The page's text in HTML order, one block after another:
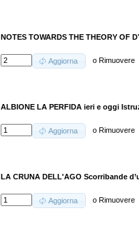
NOTES TOWARDS THE THEORY OF
Aggiorna oRimuovere
ALBIONE LA PERFIDA ieri e oggi
Aggiorna oRimuovere
LA CRUNA DELL'AGO Scorribande
Aggiorna oRimuovere